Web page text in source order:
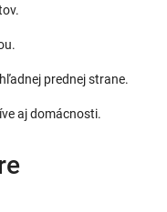
prednej strane.
aj domácnosti.